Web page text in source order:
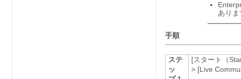
ありま
手順
ステ
ッ
[スタート（
> [Live